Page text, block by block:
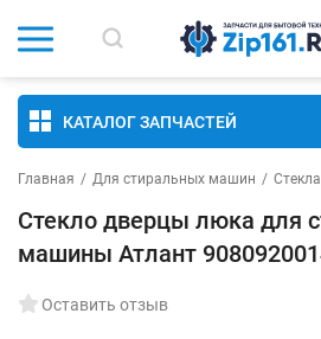
КАТАЛОГ ЗАПЧАСТЕЙ
Главная / Для стиральных машин /
Стекло дверцы люка для
машины Атлант
Оставить отзыв